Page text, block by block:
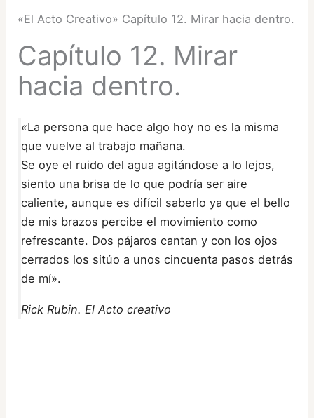
«El Acto Creativo» Capítulo 12. Mirar hacia dentro.
Capítulo 12. Mirar
hacia dentro.
«La persona que hace algo hoy no es la misma
que vuelve al trabajo mañana.
Se oye el ruido del agua agitándose a lo lejos,
siento una brisa de lo que podría ser aire
caliente, aunque es difícil saberlo ya que el bello
de mis brazos percibe el movimiento como
refrescante. Dos pájaros cantan y con los ojos
cerrados los sitúo a unos cincuenta pasos detrás
de mí».
Rick Rubin. El Acto creativo